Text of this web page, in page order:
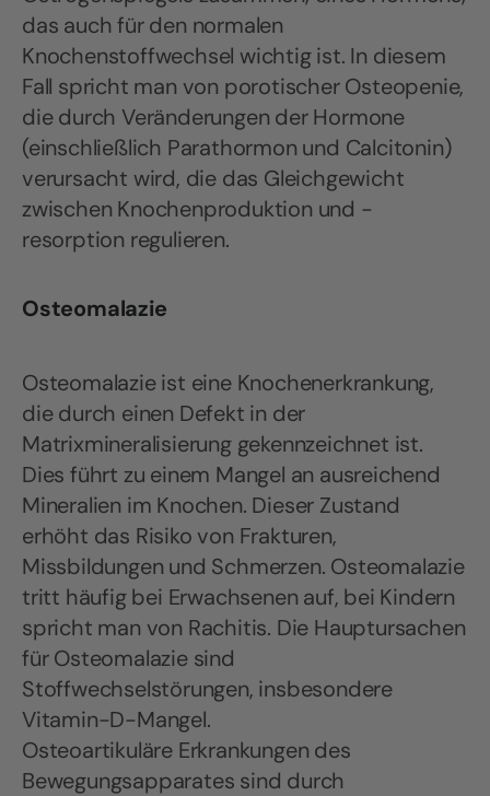
das auch für den normalen
Knochenstoffwechsel wichtig ist. In diesem
Fall spricht man von porotischer Osteopenie,
die durch Veränderungen der Hormone
(einschließlich Parathormon und Calcitonin)
verursacht wird, die das Gleichgewicht
zwischen Knochenproduktion und -
resorption regulieren.
Osteomalazie
Osteomalazie ist eine Knochenerkrankung,
die durch einen Defekt in der
Matrixmineralisierung gekennzeichnet ist.
Dies führt zu einem Mangel an ausreichend
Mineralien im Knochen. Dieser Zustand
erhöht das Risiko von Frakturen,
Missbildungen und Schmerzen. Osteomalazie
tritt häufig bei Erwachsenen auf, bei Kindern
spricht man von Rachitis. Die Hauptursachen
für Osteomalazie sind
Stoffwechselstörungen, insbesondere
Vitamin-D-Mangel.
Osteoartikuläre Erkrankungen des
Bewegungsapparates sind durch